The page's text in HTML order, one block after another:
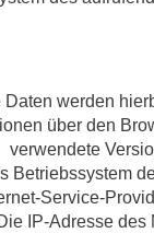
Daten werden
über den
verwendete
Betriebssystem
Service-
IP-Adresse des